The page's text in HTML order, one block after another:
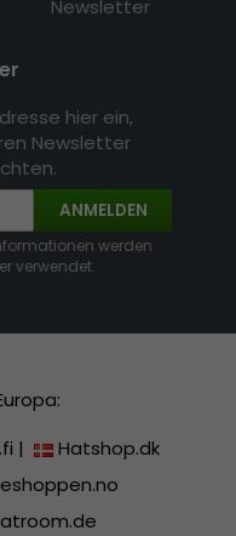
Newsletter
hier ein,
Newsletter
ANMELDEN
werden
verwendet.
|
Hatshop.dk